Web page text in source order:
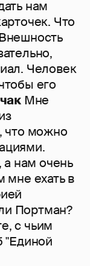
нам
Что
Внешность
Человек
его
Мне
что можно
а нам очень
мне ехать в
Портман?
с чьим
"Единой